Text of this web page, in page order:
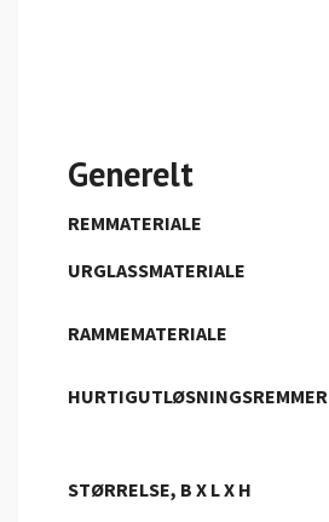
Generelt
REMMATERIALE
URGLASSMATERIALE
RAMMEMATERIALE
HURTIGUTLØSNINGSREMMER
STØRRELSE, B X L X H